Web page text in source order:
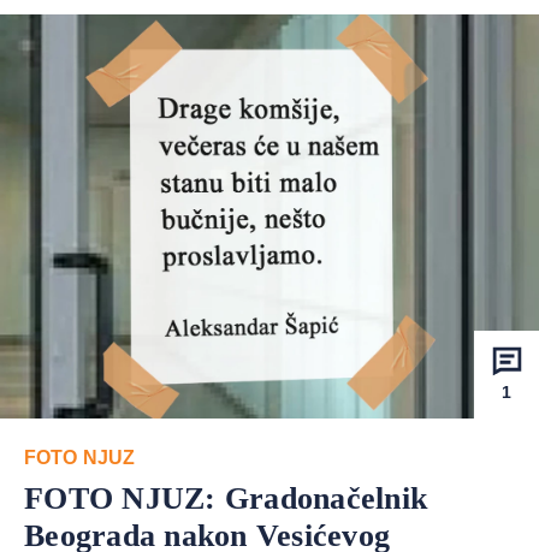
1
FOTO NJUZ
FOTO NJUZ: Gradonačelnik
Beograda nakon Vesićevog